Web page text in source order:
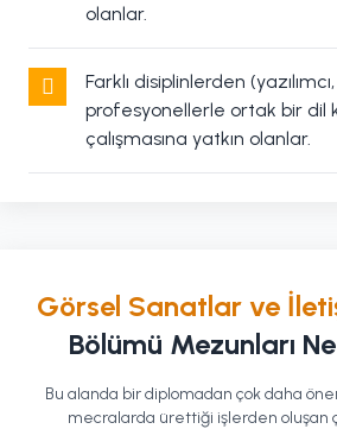
olanlar.
Farklı disiplinlerden
profesyonellerle ortak bir dil
çalışmasına yatkın olanlar.
Görsel Sanatlar ve
Bölümü Mezunları
Bu alanda bir diplomadan çok daha
mecralarda ürettiği işlerden oluşan